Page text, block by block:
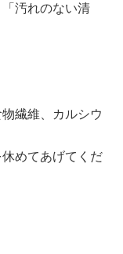
れのない清
繊維、カルシウ
めてあげてくだ